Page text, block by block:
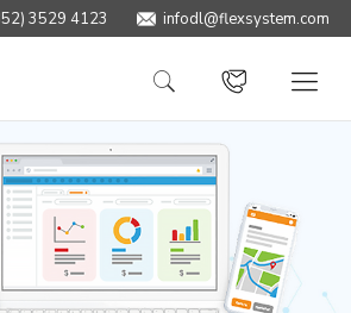
3529 4123 infodl@flexsystem.com